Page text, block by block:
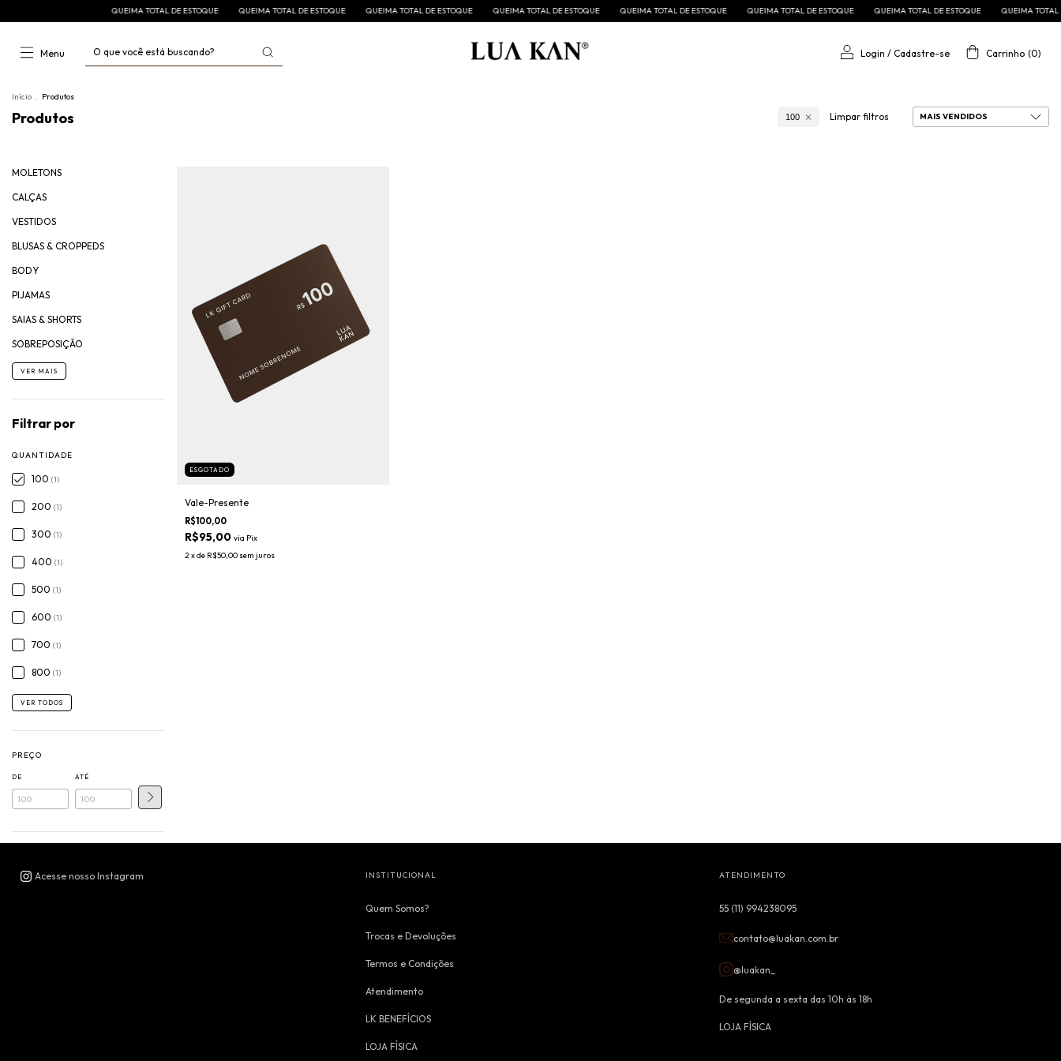
QUEIMA TOTAL DE ESTOQUE QUEIMA TOTAL DE ESTOQUE QUEIMA TOTAL DE ESTOQUE QUEIMA TOTAL DE ESTOQUE QUEIMA TOTAL DE ESTOQUE QUEIMA TOTAL DE ESTOQUE QUEIMA TOTAL DE ESTOQUE QUEIMA TOTAL DE
Menu Login / Cadastre-se Carrinho (0)
Início . Produtos
Produtos 100 Limpar filtros
MOLETONS
CALÇAS
VESTIDOS
BLUSAS & CROPPEDS
BODY
PIJAMAS
SAIAS & SHORTS
SOBREPOSIÇÃO
VER MAIS
Filtrar por
QUANTIDADE
100 (1)
200 (1)
300 (1)
400 (1)
500 (1)
600 (1)
700 (1)
800 (1)
VER TODOS
PREÇO
DE ATÉ
ESGOTADO
Vale-Presente
R$100,00
R$95,00 via Pix
2x de R$50,00 sem juros
INSTITUCIONAL
Quem Somos?
Trocas e Devoluções
Termos e Condições
Atendimento
LK BENEFÍCIOS
LOJA FÍSICA
ATENDIMENTO
55 (11) 994238095
contato@luakan.com.br
@luakan_
De segunda a sexta das 10h às 18h
LOJA FÍSICA